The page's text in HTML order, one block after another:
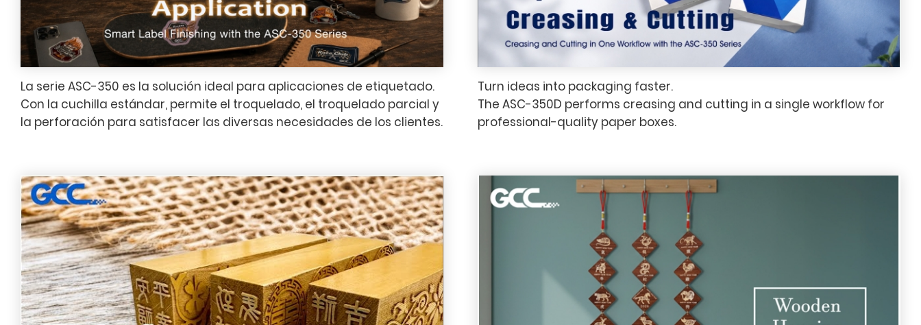
La serie ASC-350 es la solución ideal para aplicaciones de etiquetado.
Con la cuchilla estándar, permite el troquelado, el troquelado parcial y
la perforación para satisfacer las diversas necesidades de los clientes.
Turn ideas into packaging faster.
The ASC-350D performs creasing and cutting in a single workflow for
professional-quality paper boxes.